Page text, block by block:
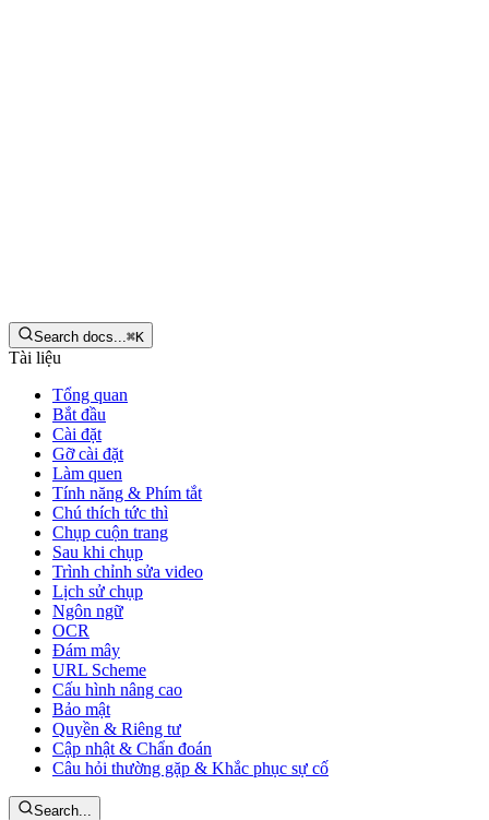
Search docs...⌘K
Tài liệu
Tổng quan
Bắt đầu
Cài đặt
Gỡ cài đặt
Làm quen
Tính năng & Phím tắt
Chú thích tức thì
Chụp cuộn trang
Sau khi chụp
Trình chỉnh sửa video
Lịch sử chụp
Ngôn ngữ
OCR
Đám mây
URL Scheme
Cấu hình nâng cao
Bảo mật
Quyền & Riêng tư
Cập nhật & Chẩn đoán
Câu hỏi thường gặp & Khắc phục sự cố
Search...